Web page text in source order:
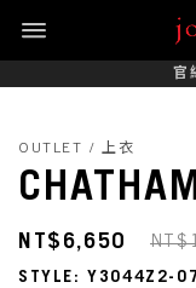
官
OUTLET / 上衣
STYLE: Y3044Z2-
NT$6,650